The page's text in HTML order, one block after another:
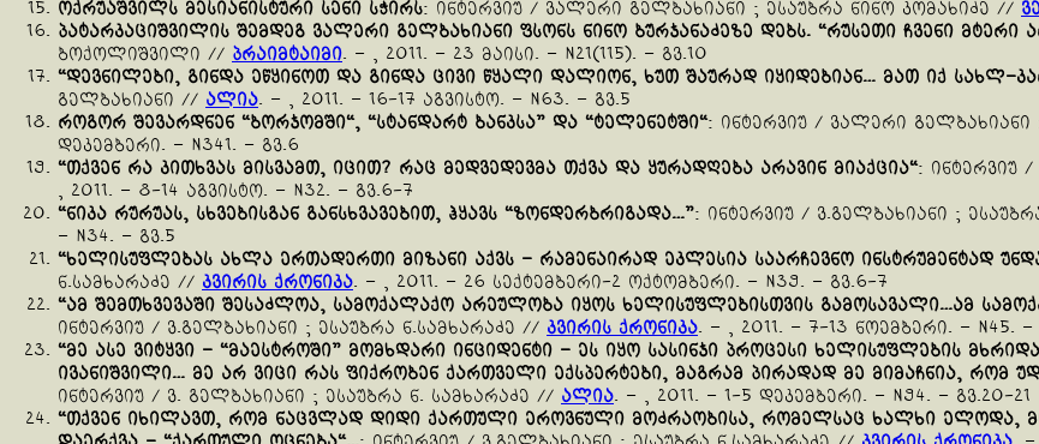
ოქრუაშვილს მესიანისტური სენი სჭირს: ინტერვიუ / ვალერი გელბახიანი ; ესაუბრა ნინო კომახიძე //
პატარკაციშვილის შემდეგ ვალერი გელბახიანი ფსონს ნინო ბურჯანაძეზე დებს. “რუსეთი ჩვენი მტერი
ბოქოლიშვილი // პრაიმტაიმი. – , 2011. – 23 მაისი. – N21(115). – გვ.10
“დევნილები, გინდა ეწყინოთ და გინდა ცივი წყალი დალიონ, ხუთ შაურად იყიდებიან… მათ იქ სახლ–
გელბახიანი // ალია. – , 2011. – 16-17 აგვისტო. – N63. – გვ.5
როგორ შევარდნენ“ბორჯომში“, “სტანდარტ ბანკსა” და “ტელენეტში“: ინტერვიუ / ვალერი
დეკემბერი. – N341. – გვ.6
“თქვენ რა კითხვას მისვამთ, იცით? რაც მედვედევმა თქვა და ყურადღება არავინ მიაქცია“: ინტერვიუ
, 2011. – 8-14 აგვისტო. – N32. – გვ.6-7
“ნიკა რურუას, სხვებისგან განსხვავებით, ჰყავს “ზონდერბრიგადა…”: ინტერვიუ / ვ.გელბახიანი ;
– N34. – გვ.5
“ხელისუფლებას ახლა ერთადერთი მიზანი აქვს – რამენაირად ეკლესია საარჩევნო ინსტრუმენტად
ნ.სამხარაძე // კვირის ქრონიკა. – , 2011. – 26 სექტემბერი-2 ოქტომბერი. – N39. – გვ.6-7
“ამ შემთხვევაში შესაძლოა, სამოქალაქო არეულობა იყოს ხელისუფლებისთვის გამოსავალი…ამ
ინტერვიუ / ვ.გელბახიანი ; ესაუბრა ნ.სამხარაძე // კვირის ქრონიკა. – , 2011. – 7-13 ნოემბერი. – N45.
“მე ასე ვიტყვი – “მაესტროში” მომხდარი ინციდენტი – ეს იყო სასინჯი პროცესი ხელისუფლების
ივანიშვილი… მე არ ვიცი რას ფიქრობენ ქართველი ექსპერტები, მაგრამ პირადად მე მიმაჩნია, რომ
ინტერვიუ / ვ. გელბახიანი ; ესაუბრა ნ. სამხარაძე // ალია. – , 2011. – 1-5 დეკემბერი. – N94. – გვ.20-21
“თქვენ იხილავთ, რომ ნაცვლად დიდი ქართული ეროვნული მოძრაობისა, რომელსაც ხალხი ელოდა,